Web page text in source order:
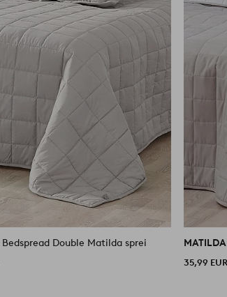
Bedspread Double Matilda sprei MATILDA
35,99